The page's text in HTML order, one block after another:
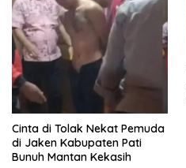
Cinta di Tolak Nekat Pemuda
di Jaken Kabupaten Pati
Bunuh Mantan Kekasih